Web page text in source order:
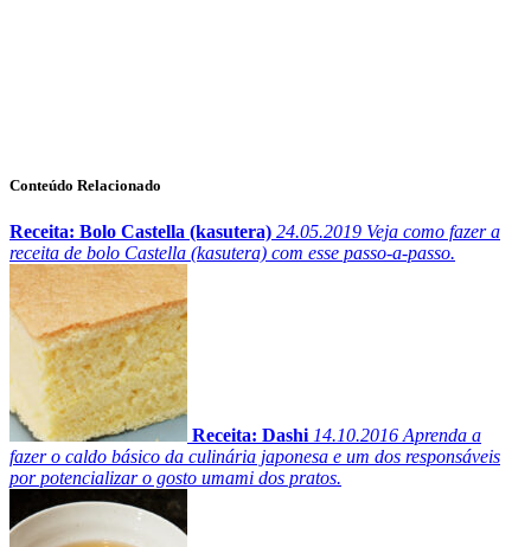
Conteúdo Relacionado
Receita: Bolo Castella (kasutera) 24.05.2019 Veja como fazer a
receita de bolo Castella (kasutera) com esse passo-a-passo.
Receita: Dashi 14.10.2016 Aprenda a
fazer o caldo básico da culinária japonesa e um dos responsáveis
por potencializar o gosto umami dos pratos.